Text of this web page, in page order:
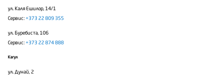
ул. Каля Ешилор, 14/1
Сервис:+373 22 809 355
ул. Буребиста, 106
Сервис:+373 22 874 888
Кагул
ул. Дунай, 2